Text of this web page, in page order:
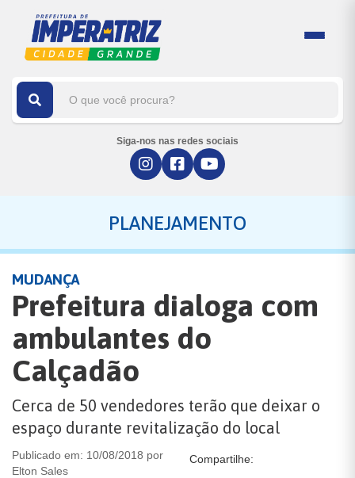
Siga-nos nas redes sociais
PLANEJAMENTO
MUDANÇA
Prefeitura dialoga com
ambulantes do
Calçadão
Cerca de 50 vendedores terão que deixar o
espaço durante revitalização do local
Publicado em: 10/08/2018 por
Elton Sales
Compartilhe: